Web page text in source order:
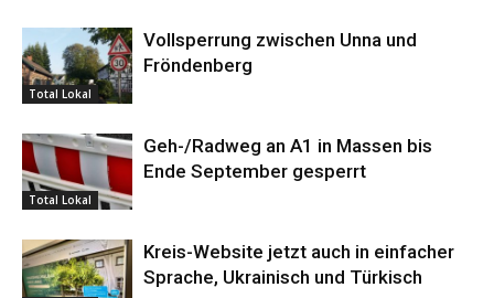
Total Lokal
Vollsperrung zwischen Unna und
Fröndenberg
Total Lokal
Geh-/Radweg an A1 in Massen bis
Ende September gesperrt
Kreis-Website jetzt auch in einfacher
Sprache, Ukrainisch und Türkisch